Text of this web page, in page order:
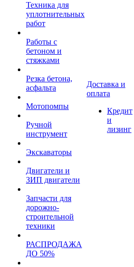
Техника для
уплотнительных
работ
Работы с
бетоном и
стяжками
Резка бетона,
асфальта
Мотопомпы
Ручной
инструмент
Экскаваторы
Двигатели и
ЗИП двигатели
Запчасти для
дорожно-
строительной
техники
РАСПРОДАЖА
ДО 50%
Доставка и
оплата
Кредит
и
лизинг